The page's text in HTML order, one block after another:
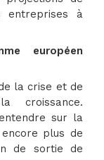
entreprises à
européen
la crise et de
sur la
plus de
de sortie de